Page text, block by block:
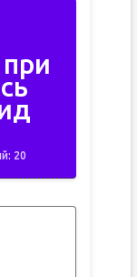
20